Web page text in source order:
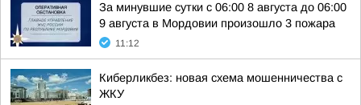
За минувшие сутки с 06:00 8 августа до 06:00
9 августа в Мордовии произошло 3 пожара
11:12
Киберликбез: новая схема мошенничества с
ЖКУ